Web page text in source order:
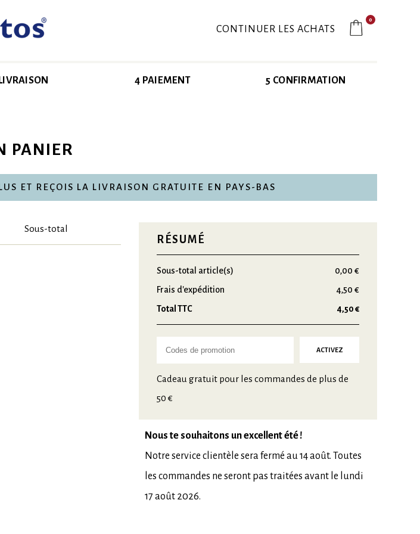
0
CONTINUER LES ACHATS
4 PAIEMENT 5 CONFIRMATION
PANIER
ET REÇOIS LA LIVRAISON GRATUITE EN PAYS-BAS
Sous-total
RÉSUMÉ
Sous-total article(s)
0,00 €
Frais d'expédition
4,50 €
Total TTC
4,50 €
Cadeau gratuit pour les commandes de plus de
50 €
Nous te souhaitons un excellent été !
Notre service clientèle sera fermé au 14 août. Toutes
les commandes ne seront pas traitées avant le lundi
17 août 2026.